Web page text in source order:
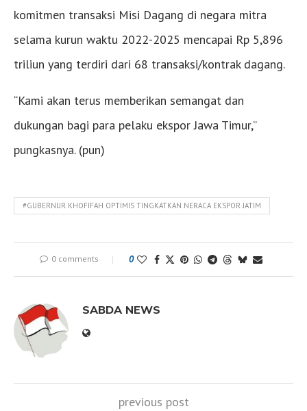
komitmen transaksi Misi Dagang di negara mitra
selama kurun waktu 2022-2025 mencapai Rp 5,896
triliun yang terdiri dari 68 transaksi/kontrak dagang.
“Kami akan terus memberikan semangat dan
dukungan bagi para pelaku ekspor Jawa Timur,”
pungkasnya. (pun)
#GUBERNUR KHOFIFAH OPTIMIS TINGKATKAN NERACA EKSPOR JATIM
0 comments 0
SABDA NEWS
previous post